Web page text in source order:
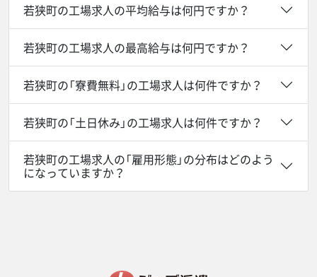
若狭町の工場求人の平均給与は何円ですか？
若狭町の工場求人の最高給与は何円ですか？
若狭町の「寮費無料」の工場求人は何件ですか？
若狭町の「土日休み」の工場求人は何件ですか？
若狭町の工場求人の「雇用形態」の分布はどのよう
になっていますか？